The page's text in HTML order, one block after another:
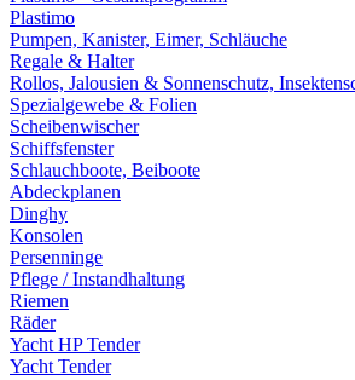
Plastimo
Pumpen, Kanister, Eimer, Schläuche
Regale & Halter
Rollos, Jalousien & Sonnenschutz,
Spezialgewebe & Folien
Scheibenwischer
Schiffsfenster
Schlauchboote, Beiboote
Abdeckplanen
Dinghy
Konsolen
Persenninge
Pflege / Instandhaltung
Riemen
Räder
Yacht HP Tender
Yacht Tender